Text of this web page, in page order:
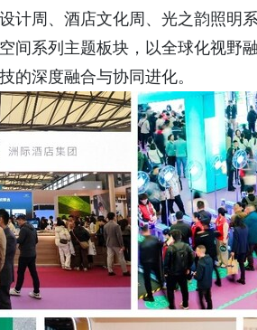
计周、酒店文化周、光之韵照明
间系列主题板块，以全球化视野
的深度融合与协同进化。